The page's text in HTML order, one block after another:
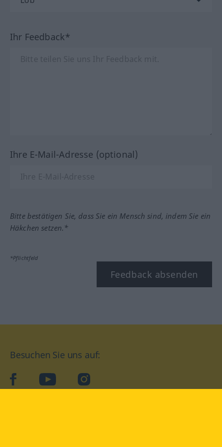
Ihr Feedback*
Ihre E-Mail-Adresse (optional)
Bitte bestätigen Sie, dass Sie ein Mensch sind, indem Sie ein
Häkchen setzen.*
*Pflichtfeld
Feedback absenden
Besuchen Sie uns auf:
facebookYouTube Instagram